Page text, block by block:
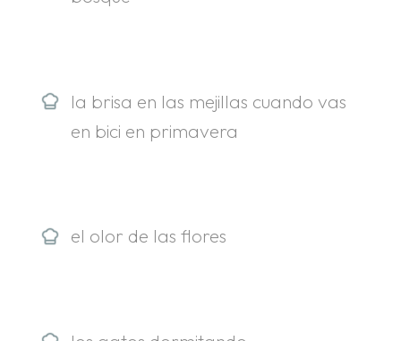
la brisa en las mejillas cuando vas
en bici en primavera
el olor de las flores